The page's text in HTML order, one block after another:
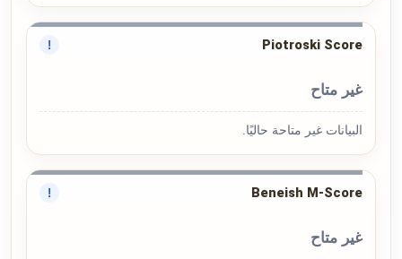
Piotroski Score
!
غير متاح
البيانات غير متاحة حاليًا.
Beneish M-Score
!
غير متاح